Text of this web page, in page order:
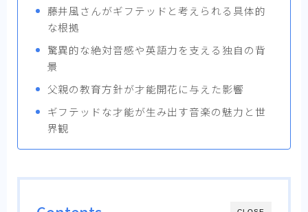
藤井風さんがギフテッドと考えられる具体的
な根拠
驚異的な絶対音感や英語力を支える独自の背
景
父親の教育方針が才能開花に与えた影響
ギフテッドな才能が生み出す音楽の魅力と世
界観